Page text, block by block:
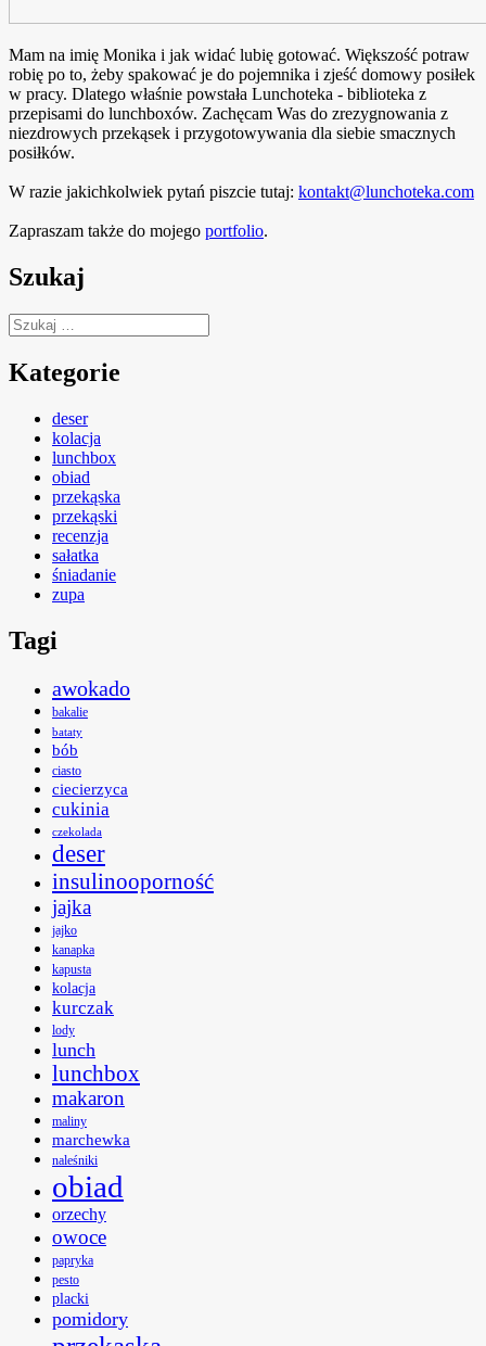
Mam na imię Monika i jak widać lubię gotować. Większość potraw
robię po to, żeby spakować je do pojemnika i zjeść domowy posiłek
w pracy. Dlatego właśnie powstała Lunchoteka - biblioteka z
przepisami do lunchboxów. Zachęcam Was do zrezygnowania z
niezdrowych przekąsek i przygotowywania dla siebie smacznych
posiłków.
W razie jakichkolwiek pytań piszcie tutaj: kontakt@lunchoteka.com
Zapraszam także do mojego portfolio.
Szukaj
Szukaj:
Kategorie
deser
kolacja
lunchbox
obiad
przekąska
przekąski
recenzja
sałatka
śniadanie
zupa
Tagi
awokado
bakalie
bataty
bób
ciasto
ciecierzyca
cukinia
czekolada
deser
insulinooporność
jajka
jajko
kanapka
kapusta
kolacja
kurczak
lody
lunch
lunchbox
makaron
maliny
marchewka
naleśniki
obiad
orzechy
owoce
papryka
pesto
placki
pomidory